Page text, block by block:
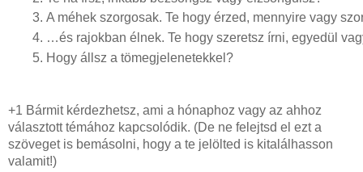
A méhek szorgosak. Te hogy érzed, mennyire vagy
…és rajokban élnek. Te hogy szeretsz írni, egyedül
Hogy állsz a tömegjelenetekkel?
+1 Bármit kérdezhetsz, ami a hónaphoz vagy az ahhoz
választott témához kapcsolódik. (De ne felejtsd el ezt a
szöveget is bemásolni, hogy a te jelölted is kitalálhasson
valamit!)